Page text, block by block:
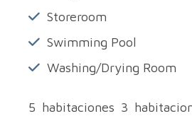
Storeroom
Swimming Pool
Washing/Drying Room
5 habitaciones 3